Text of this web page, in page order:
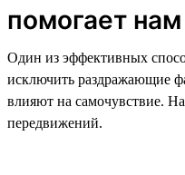
помогает
Один из эффективных
исключить раздражающие
влияют на самочувствие.
передвижений.